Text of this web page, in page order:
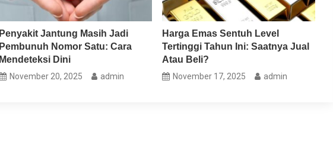
Penyakit Jantung Masih Jadi
Pembunuh Nomor Satu: Cara
Mendeteksi Dini
November 20, 2025 admin
Harga Emas Sentuh Level
Tertinggi Tahun Ini: Saatnya Jual
Atau Beli?
November 17, 2025 admin